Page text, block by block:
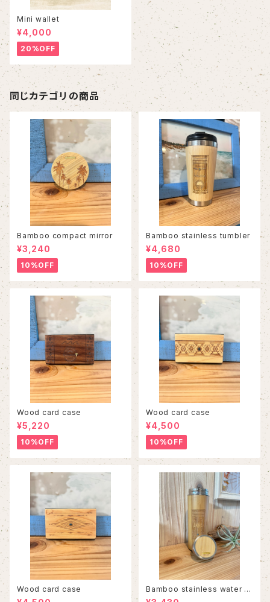
Mini wallet
¥4,000
20%OFF
同じカテゴリの商品
Bamboo compact mirror
¥3,240
10%OFF
Bamboo stainless tumbler
¥4,680
10%OFF
Wood card case
¥5,220
10%OFF
Wood card case
¥4,500
10%OFF
Wood card case
Bamboo stainless water b
ottle